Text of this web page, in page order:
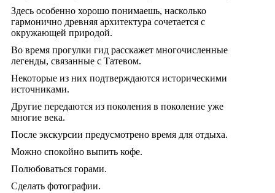
Здесь особенно хорошо понимаешь, насколько
гармонично древняя архитектура сочетается с
окружающей природой.
Во время прогулки гид расскажет многочисленные
легенды, связанные с Татевом.
Некоторые из них подтверждаются историческими
источниками.
Другие передаются из поколения в поколение уже
многие века.
После экскурсии предусмотрено время для отдыха.
Можно спокойно выпить кофе.
Полюбоваться горами.
Сделать фотографии.